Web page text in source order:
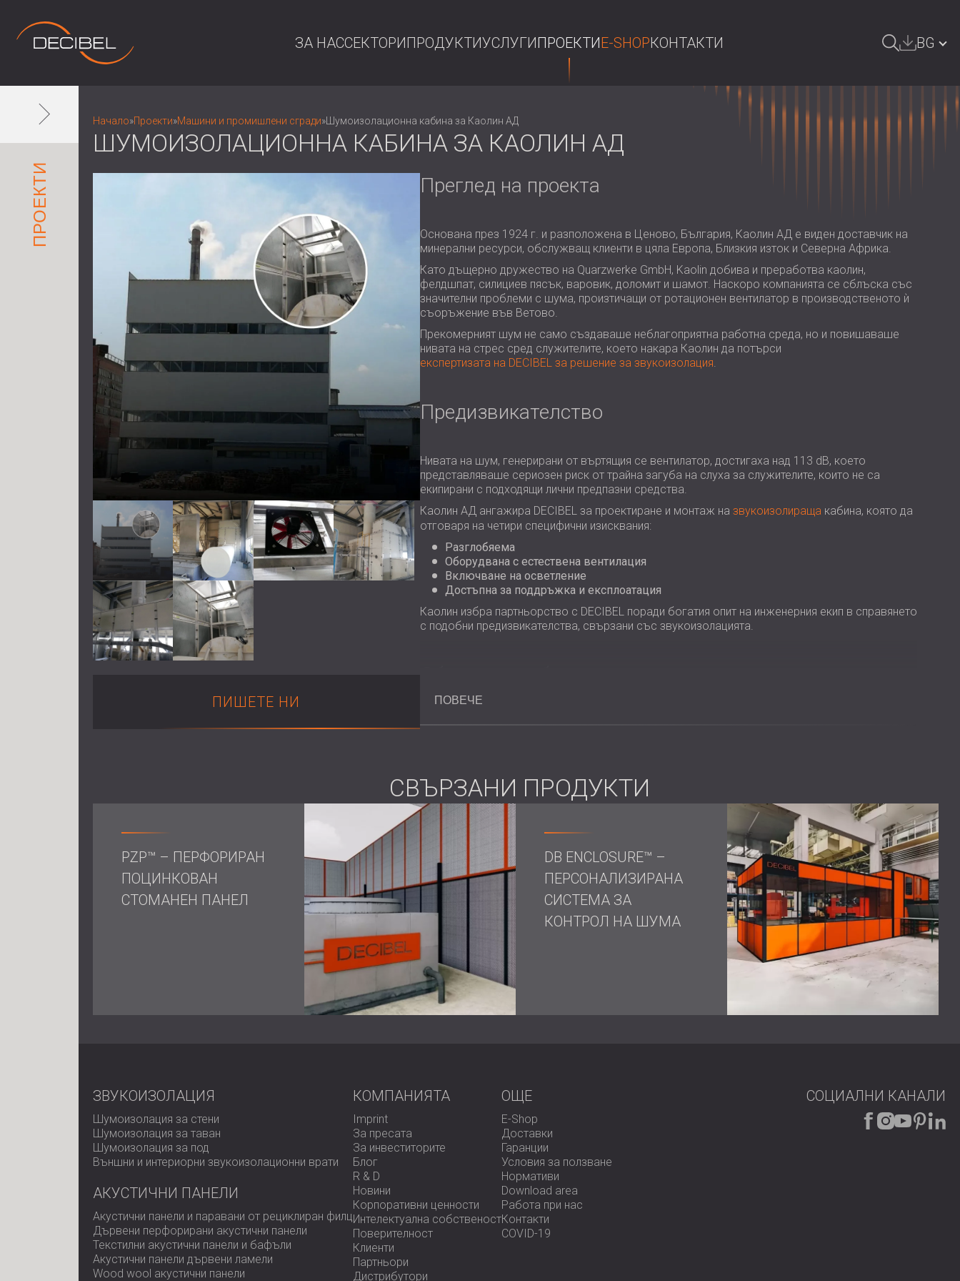
ЗА НАССЕКТОРИПРОДУКТИУСЛУГИПРОЕКТИE-SHOPКОНТАКТИ BG
POLAND | PL
FINLAND | FI
РОССИЯ | RU
ПРОЕКТИ
Начало»Проекти»Машини и промишлени сгради» Шумоизолационна кабина за Каолин АД
ШУМОИЗОЛАЦИОННА КАБИНА ЗА КАОЛИН АД
ПИШЕТЕ НИ
Преглед на проекта
Основана през 1924 г. и разположена в Ценово, България, Каолин АД е виден доставчик на
минерални ресурси, обслужващ клиенти в цяла Европа, Близкия изток и Северна Африка.
Като дъщерно дружество на Quarzwerke GmbH, Kaolin добива и преработва каолин,
фелдшпат, силициев пясък, варовик, доломит и шамот. Наскоро компанията се сблъска със
значителни проблеми с шума, произтичащи от ротационен вентилатор в производственото ѝ
съоръжение във Ветово.
Прекомерният шум не само създаваше неблагоприятна работна среда, но и повишаваше
нивата на стрес сред служителите, което накара Каолин да потърси
експертизата на DECIBEL за решение за звукоизолация.
Предизвикателство
Нивата на шум, генерирани от въртящия се вентилатор, достигаха над 113 dB, което
представляваше сериозен риск от трайна загуба на слуха за служителите, които не са
екипирани с подходящи лични предпазни средства.
Каолин АД ангажира DECIBEL за проектиране и монтаж на звукоизолираща кабина, която да
отговаря на четири специфични изисквания:
Разглобяема
Оборудвана с естествена вентилация
Включване на осветление
Достъпна за поддръжка и експлоатация
Каолин избра партньорство с DECIBEL поради богатия опит на инженерния екип в справянето
с подобни предизвикателства, свързани със звукоизолацията.
Провеждане на подробни
Решение
Едно от основните предизвикателства, пред които бе изправен инженерният екип на DECIBEL,
е ограниченото пространство, налично за изграждане на кабината.
Стените не можеха да надвишават 66 мм дебелина, за разлика от стандартните 100 мм за
повечето звукоизолационни решения. За да се справи с това, DECIBEL разработи тънки, но
високоефективни звукоизолационни панели.
Освен това, входящите и изпускателните отвори на вентилатора усилваха шума, генерирайки
нива от 95 dB. За да смекчи това, DECIBEL създаде подвижна, лека кабина, монтирана върху
високоефективни виброизолационни подложки. Основните характеристики включваха:
Звукоизолиращи панели, изработени от неръждаема стомана, изработени с
усъвършенствани техники на рязане и сгъване и заварени с помощта на прецизна
роботика.
от всмукателните и изпускателните пленуми.
Резултати
Крайният монтаж доведе до лека кабина, с дебелина само 75 мм, която успешно намали
шума от въртящия се вентилатор от 113 dB на 82,9 dB. Целият проект беше завършен в
рамките на пет дни, създавайки значително подобрена работна среда за служителите на
Каолин АД.
на производителността и здравето на служителите. Излагането на високи нива на шум може
ПОВЕЧЕ
СВЪРЗАНИ ПРОДУКТИ
PZP™ – ПЕРФОРИРАН
ПОЦИНКОВАН
СТОМАНЕН ПАНЕЛ
DB ENCLOSURE™ –
ПЕРСОНАЛИЗИРАНА
СИСТЕМА ЗА
КОНТРОЛ НА ШУМА
ЗВУКОИЗОЛАЦИЯ
Шумоизолация за стени
Шумоизолация за таван
Шумоизолация за под
Външни и интериорни звукоизолационни врати
АКУСТИЧНИ ПАНЕЛИ
Акустични панели и паравани от рециклиран филц
Дървени перфорирани акустични панели
Текстилни акустични панели и бафъли
Акустични панели дървени ламели
Wood wool акустични панели
КОМПАНИЯТА
Imprint
За пресата
За инвеститорите
Блог
R & D
Новини
Корпоративни ценности
Интелектуална собственост
Поверителност
Клиенти
Партньори
Дистрибутори
OЩЕ
E-Shop
Доставки
Гаранции
Условия за ползване
Нормативи
Download area
Работа при нас
Контакти
COVID-19
СОЦИАЛНИ КАНАЛИ